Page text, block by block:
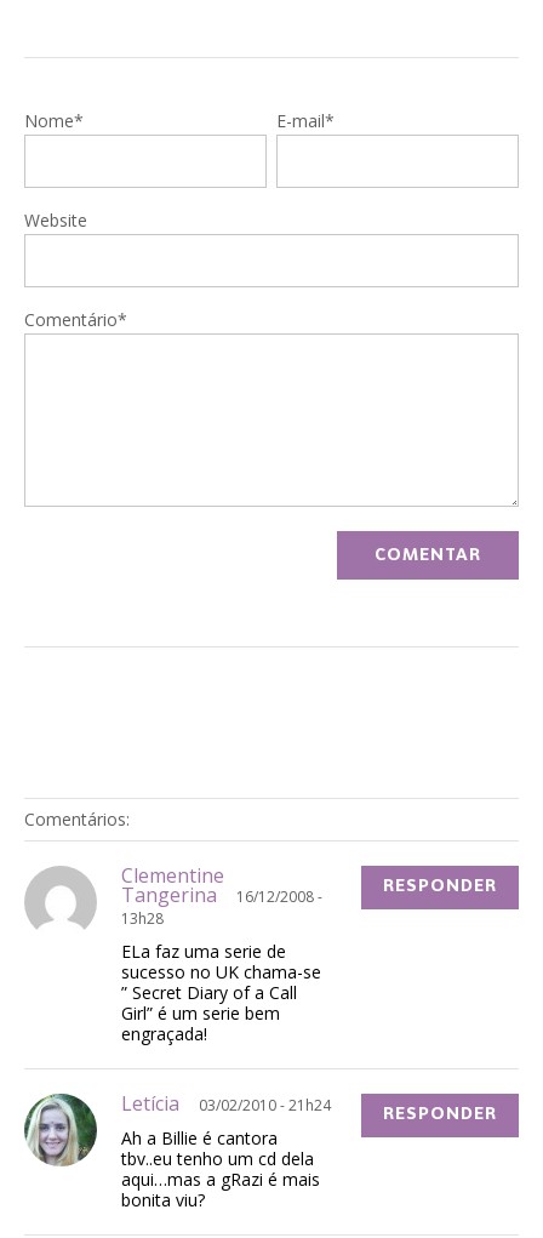
Nome* E-mail*
Website
Comentário*
Comentários:
Clementine
Tangerina
16/12/2008 -
13h28
ELa faz uma serie de
sucesso no UK chama-se
” Secret Diary of a Call
Girl” é um serie bem
engraçada!
RESPONDER
Letícia 03/02/2010 - 21h24
Ah a Billie é cantora
tbv..eu tenho um cd dela
aqui…mas a gRazi é mais
bonita viu?
RESPONDER